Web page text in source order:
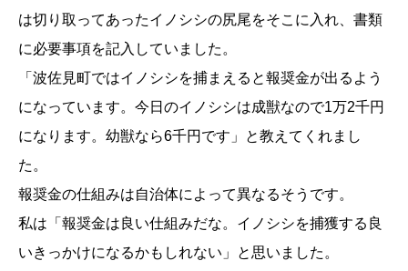
は切り取ってあったイノシシの尻尾をそこに入れ、書類
に必要事項を記入していました。
「波佐見町ではイノシシを捕まえると報奨金が出るよう
になっています。今日のイノシシは成獣なので1万2千円
になります。幼獣なら6千円です」と教えてくれまし
た。
報奨金の仕組みは自治体によって異なるそうです。
私は「報奨金は良い仕組みだな。イノシシを捕獲する良
いきっかけになるかもしれない」と思いました。